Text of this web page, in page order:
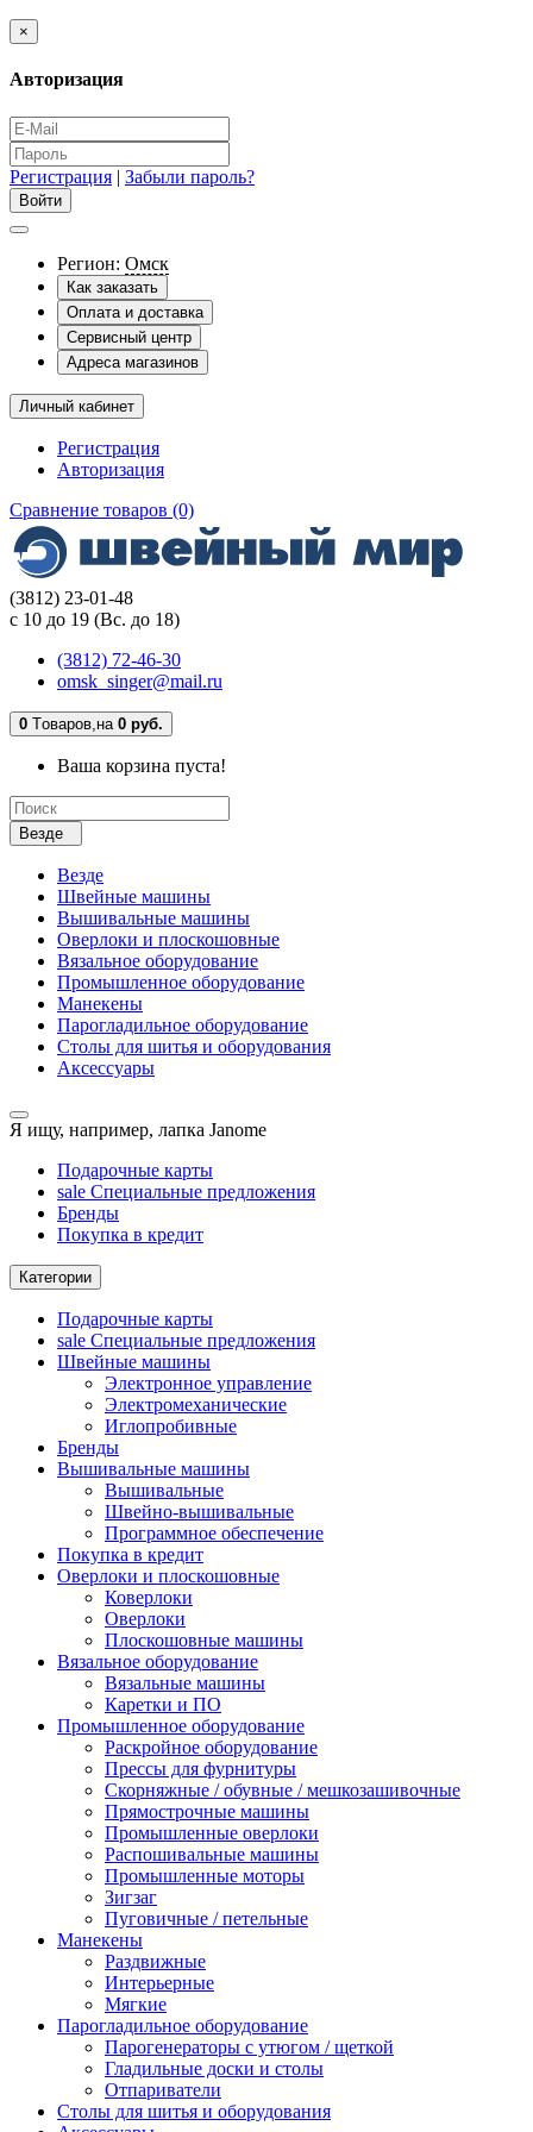
×
Авторизация
Регистрация | Забыли пароль?
Регион: Омск
Как заказать
Оплата и доставка
Сервисный центр
Адреса магазинов
Личный кабинет
Регистрация
Авторизация
Сравнение товаров (0)
(3812) 23-01-48
с 10 до 19 (Вс. до 18)
(3812) 72-46-30
omsk_singer@mail.ru
0 Tоваров,на 0 руб.
Ваша корзина пуста!
Везде
Везде
Швейные машины
Вышивальные машины
Оверлоки и плоскошовные
Вязальное оборудование
Промышленное оборудование
Манекены
Парогладильное оборудование
Столы для шитья и оборудования
Аксессуары
Я ищу, например, лапка Janome
Подарочные карты
sale Специальные предложения
Бренды
Покупка в кредит
Категории
Подарочные карты
sale Специальные предложения
Швейные машины
Электронное управление
Электромеханические
Иглопробивные
Бренды
Вышивальные машины
Вышивальные
Швейно-вышивальные
Программное обеспечение
Покупка в кредит
Оверлоки и плоскошовные
Коверлоки
Оверлоки
Плоскошовные машины
Вязальное оборудование
Вязальные машины
Каретки и ПО
Промышленное оборудование
Раскройное оборудование
Прессы для фурнитуры
Скорняжные / обувные / мешкозашивочные
Прямострочные машины
Промышленные оверлоки
Распошивальные машины
Промышленные моторы
Зигзаг
Пуговичные / петельные
Манекены
Раздвижные
Интерьерные
Мягкие
Парогладильное оборудование
Парогенераторы с утюгом / щеткой
Гладильные доски и столы
Отпариватели
Столы для шитья и оборудования